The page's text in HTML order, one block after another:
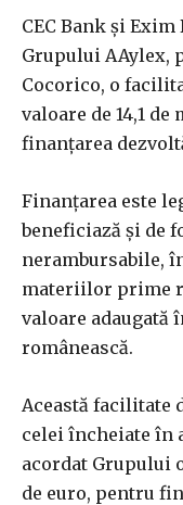
CEC Bank şi Exim
Grupului AAylex,
Cocorico, o
valoare de 14,1
finanţarea
Finanţarea este
beneficiază şi de
nerambursabile,
materiilor prime
valoare
românească.
Această facilitate
celei încheiate în
acordat Grupului
de euro, pentru